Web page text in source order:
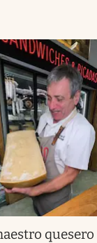
quesero